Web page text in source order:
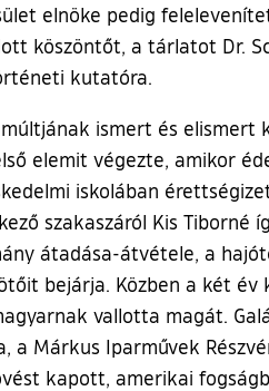
elnöke pedig
köszöntőt, a tárlatot Dr.
kutatóra.
ismert és elismert
elemit végezte, amikor
iskolában
szakaszáról Kis
átadása-átvétele, a
bejárja. Közben a két év
vallotta magát.
a Márkus Iparművek
kapott, amerikai